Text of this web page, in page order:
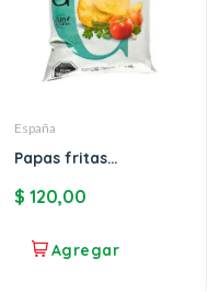
España
Papas fritas
Bonita
$ 120,00